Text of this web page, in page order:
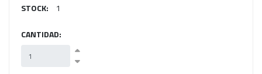
STOCK: 1
CANTIDAD: